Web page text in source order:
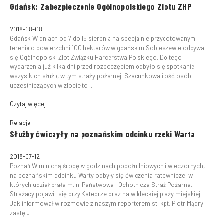
Gdańsk: Zabezpieczenie Ogólnopolskiego Zlotu ZHP
2018-08-08
Gdańsk W dniach od 7 do 15 sierpnia na specjalnie przygotowanym
terenie o powierzchni 100 hektarów w gdańskim Sobieszewie odbywa
się Ogólnopolski Zlot Związku Harcerstwa Polskiego. Do tego
wydarzenia już kilka dni przed rozpoczęciem odbyło się spotkanie
wszystkich służb, w tym straży pożarnej. Szacunkowa ilość osób
uczestniczących w zlocie to ...
Czytaj więcej
Relacje
Służby ćwiczyły na poznańskim odcinku rzeki Warta
2018-07-12
Poznań W minioną środę w godzinach popołudniowych i wieczornych,
na poznańskim odcinku Warty odbyły się ćwiczenia ratownicze, w
których udział brała m.in. Państwowa i Ochotnicza Straż Pożarna.
Strażacy pojawili się przy Katedrze oraz na wildeckiej plaży miejskiej.
Jak informował w rozmowie z naszym reporterem st. kpt. Piotr Mądry –
zastę...